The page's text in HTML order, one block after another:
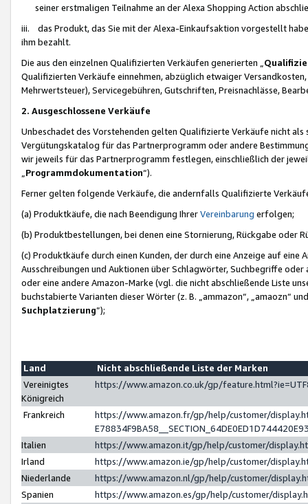
seiner erstmaligen Teilnahme an der Alexa Shopping Action
iii. das Produkt, das Sie mit der Alexa-Einkaufsaktion vorgestellt
ihm bezahlt.
Die aus den einzelnen Qualifizierten Verkäufen generierten „
Qualifizierten Verkäufe einnehmen, abzüglich etwaiger
Mehrwertsteuer), Servicegebühren, Gutschriften, Preisnachlässe,
2. Ausgeschlossene Verkäufe
Unbeschadet des Vorstehenden gelten Qualifizierte Verkäufe nicht
Vergütungskatalog für das Partnerprogramm oder andere
wir jeweils für das Partnerprogramm festlegen, einschließlich der
Programmdokumentation“).
Ferner gelten folgende Verkäufe, die andernfalls Qualifizierte
(a) Produktkäufe, die nach Beendigung IhrerVereinbarung erfolgen;
(b) Produktbestellungen, bei denen eine Stornierung, Rückgabe oder
(c) Produktkäufe durch einen Kunden, der durch eine Anzeige auf
Ausschreibungen und Auktionen über Schlagwörter, Suchbegriffe
oder eine andere Amazon-Marke (vgl. die nicht abschließende Liste
buchstabierte Varianten dieser Wörter (z. B. „ammazon“, „amaozn“
Suchplatzierung”);
Land
Nicht abschließende Liste der Marken
Vereinigtes
Königreich
https://www.amazon.co.uk/gp/
Frankreich
https://www.amazon.fr/gp/help/customer/
Italien
https://www.amazon.it/gp/help/customer/
Irland
https://www.amazon.ie/gp/help/customer/
Niederlande
https://www.amazon.nl/gp/help/customer/
Spanien
https://www.amazon.es/gp/help/customer/